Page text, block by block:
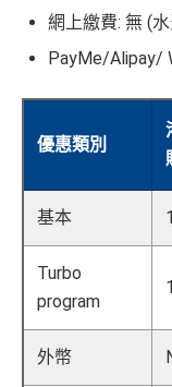
網上繳費: 無 (
PayMe/Alipay/
優惠類別
基本
Turbo
program
外幣